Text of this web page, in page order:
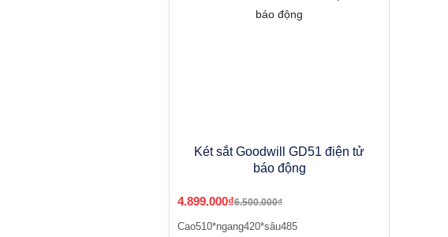
Két sắt Goodwill GD51 điện tử
báo động
4.899.000₫6.500.000₫
Cao510*ngang420*sâu485